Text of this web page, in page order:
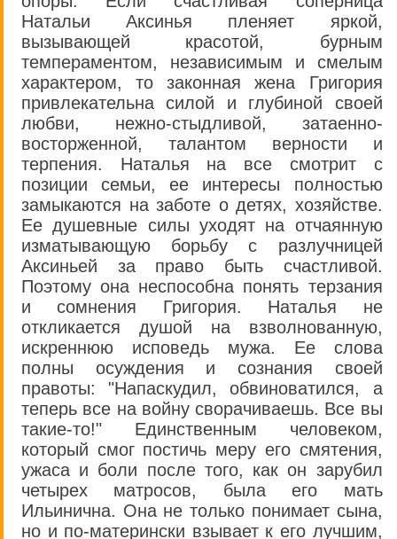
Натальи Аксинья пленяет яркой,
вызывающей красотой, бурным
темпераментом, независимым и смелым
характером, то законная жена Григория
привлекательна силой и глубиной своей
любви, нежно-стыдливой, затаенно-
восторженной, талантом верности и
терпения. Наталья на все смотрит с
позиции семьи, ее интересы полностью
замыкаются на заботе о детях, хозяйстве.
Ее душевные силы уходят на отчаянную
изматывающую борьбу с разлучницей
Аксиньей за право быть счастливой.
Поэтому она неспособна понять терзания
и сомнения Григория. Наталья не
откликается душой на взволнованную,
искреннюю исповедь мужа. Ее слова
полны осуждения и сознания своей
правоты: "Напаскудил, обвиноватился, а
теперь все на войну сворачиваешь. Все вы
такие-то!" Единственным человеком,
который смог постичь меру его смятения,
ужаса и боли после того, как он зарубил
четырех матросов, была его мать
Ильинична. Она не только понимает сына,
но и по-матерински взывает к его лучшим,